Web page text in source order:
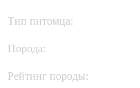
Тип питомца:
Порода:
Рейтинг породы: